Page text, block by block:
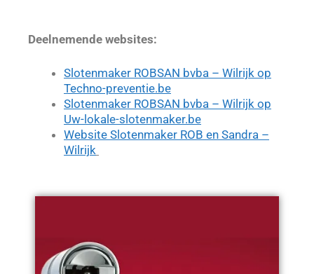
Deelnemende websites:
Slotenmaker ROBSAN bvba – Wilrijk op
Techno-preventie.be
Slotenmaker ROBSAN bvba – Wilrijk op
Uw-lokale-slotenmaker.be
Website Slotenmaker ROB en Sandra –
Wilrijk